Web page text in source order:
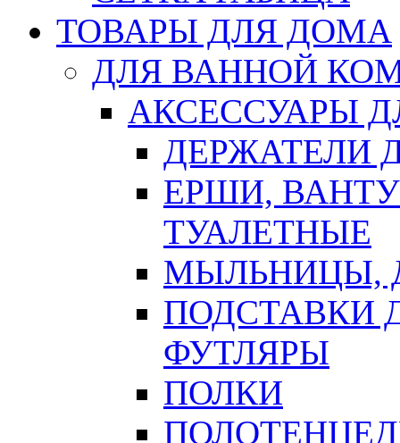
ТОВАРЫ ДЛЯ ДОМА
ДЛЯ ВАННОЙ
АКСЕССУАРЫ
ДЕРЖАТЕЛИ
ЕРШИ,
ТУАЛЕТНЫЕ
МЫЛЬНИЦЫ,
ПОДСТАВКИ
ФУТЛЯРЫ
ПОЛКИ